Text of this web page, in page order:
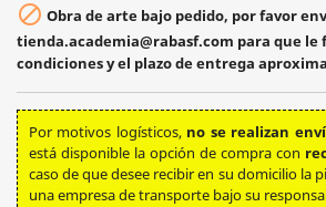
 Obra de arte bajo pedido, por favor
tienda.academia@rabasf.com para que le
condiciones y el plazo de entrega
Por motivos logísticos, no se realizan
está disponible la opción de compra con
caso de que desee recibir en su domicilio la
una empresa de transporte bajo su